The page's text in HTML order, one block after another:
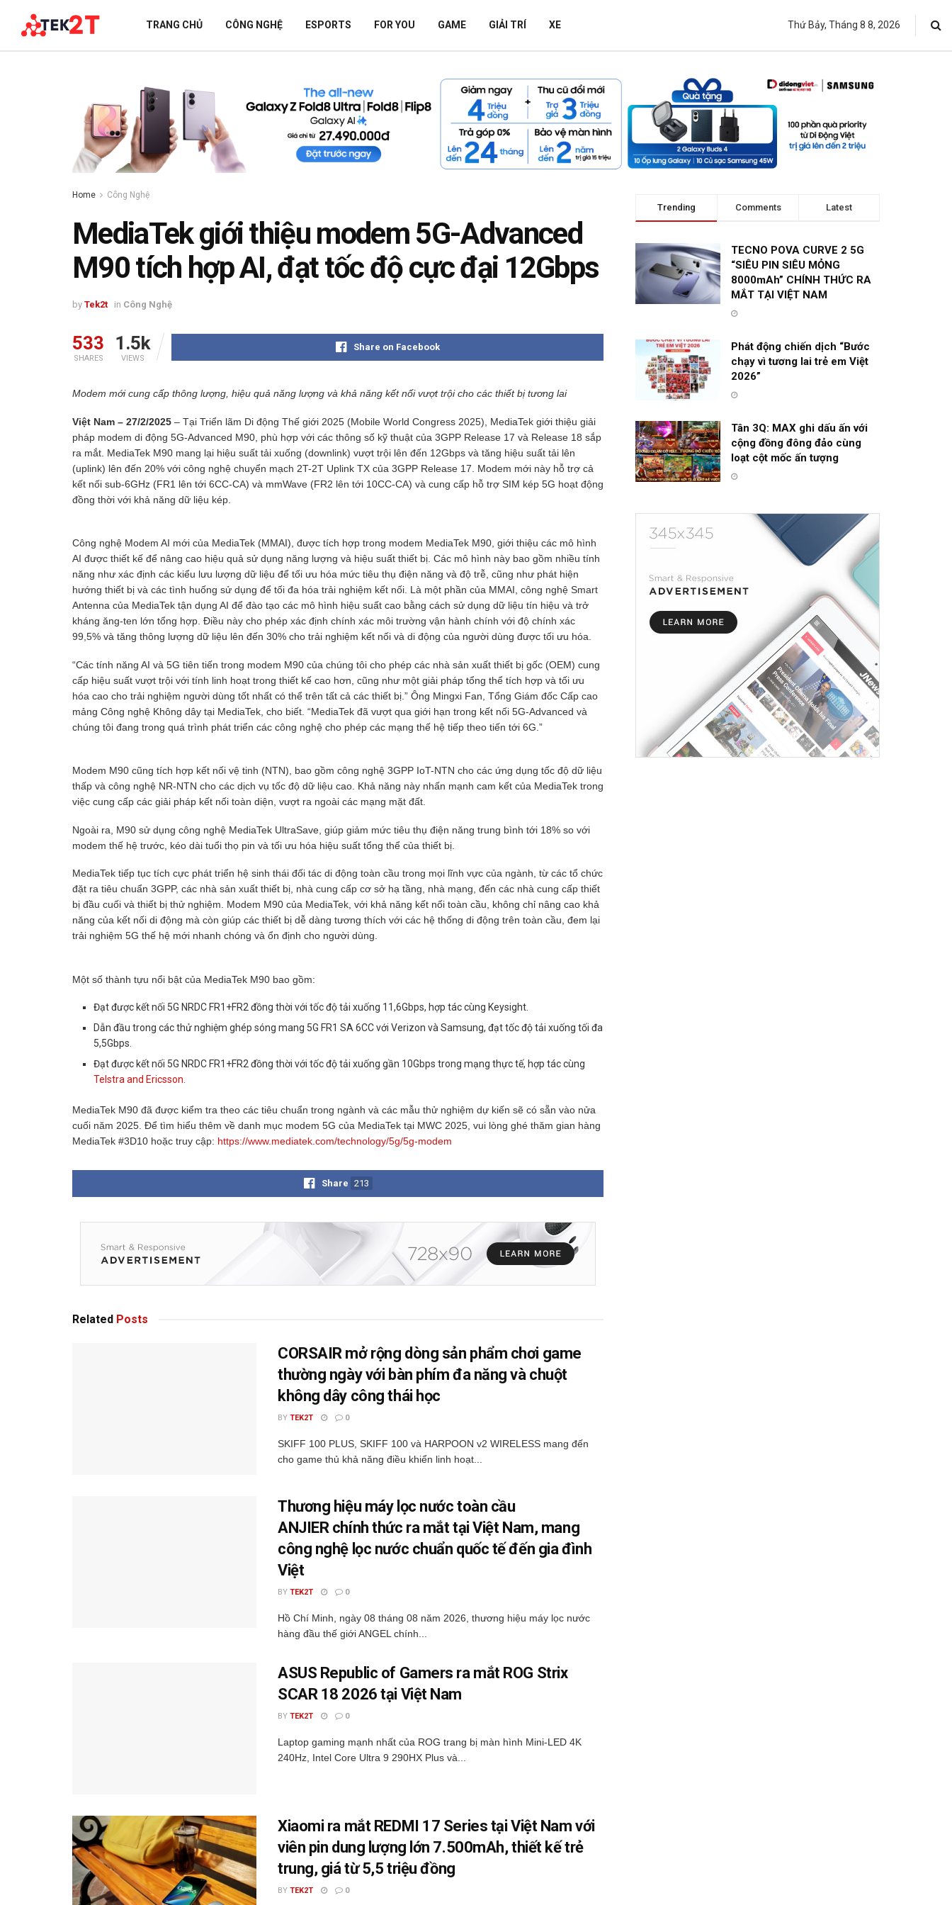
TRANG CHỦ CÔNG NGHỆ ESPORTS FOR YOU GAME GIẢI TRÍ XE Thứ Bảy, Tháng 8 8, 2026
Home Công Nghệ
MediaTek giới thiệu modem 5G-Advanced
M90 tích hợp AI, đạt tốc độ cực đại 12Gbps
by Tek2t in Công Nghệ
533
SHARES
1.5k
VIEWS
Share on Facebook
Modem mới cung cấp thông lượng, hiệu quả năng lượng và khả năng kết nối vượt trội cho các thiết bị tương lai
Việt Nam – 27/2/2025 – Tại Triển lãm Di động Thế giới 2025 (Mobile World Congress 2025), MediaTek giới thiệu giải
pháp modem di động 5G-Advanced M90, phù hợp với các thông số kỹ thuật của 3GPP Release 17 và Release 18 sắp
ra mắt. MediaTek M90 mang lại hiệu suất tải xuống (downlink) vượt trội lên đến 12Gbps và tăng hiệu suất tải lên
(uplink) lên đến 20% với công nghệ chuyển mạch 2T-2T Uplink TX của 3GPP Release 17. Modem mới này hỗ trợ cả
kết nối sub-6GHz (FR1 lên tới 6CC-CA) và mmWave (FR2 lên tới 10CC-CA) và cung cấp hỗ trợ SIM kép 5G hoạt động
đồng thời với khả năng dữ liệu kép.
Công nghệ Modem AI mới của MediaTek (MMAI), được tích hợp trong modem MediaTek M90, giới thiệu các mô hình
AI được thiết kế để nâng cao hiệu quả sử dụng năng lượng và hiệu suất thiết bị. Các mô hình này bao gồm nhiều tính
năng như xác định các kiểu lưu lượng dữ liệu để tối ưu hóa mức tiêu thụ điện năng và độ trễ, cũng như phát hiện
hướng thiết bị và các tình huống sử dụng để tối đa hóa trải nghiệm kết nối. Là một phần của MMAI, công nghệ Smart
Antenna của MediaTek tận dụng AI để đào tạo các mô hình hiệu suất cao bằng cách sử dụng dữ liệu tín hiệu và trở
kháng ăng-ten lớn tổng hợp. Điều này cho phép xác định chính xác môi trường vận hành chính với độ chính xác
99,5% và tăng thông lượng dữ liệu lên đến 30% cho trải nghiệm kết nối và di động của người dùng được tối ưu hóa.
“Các tính năng AI và 5G tiên tiến trong modem M90 của chúng tôi cho phép các nhà sản xuất thiết bị gốc (OEM) cung
cấp hiệu suất vượt trội với tính linh hoạt trong thiết kế cao hơn, cũng như một giải pháp tổng thể tích hợp và tối ưu
hóa cao cho trải nghiệm người dùng tốt nhất có thể trên tất cả các thiết bị.” Ông Mingxi Fan, Tổng Giám đốc Cấp cao
mảng Công nghệ Không dây tại MediaTek, cho biết. “MediaTek đã vượt qua giới hạn trong kết nối 5G-Advanced và
chúng tôi đang trong quá trình phát triển các công nghệ cho phép các mạng thế hệ tiếp theo tiến tới 6G.”
Modem M90 cũng tích hợp kết nối vệ tinh (NTN), bao gồm công nghệ 3GPP IoT-NTN cho các ứng dụng tốc độ dữ liệu
thấp và công nghệ NR-NTN cho các dịch vụ tốc độ dữ liệu cao. Khả năng này nhấn mạnh cam kết của MediaTek trong
việc cung cấp các giải pháp kết nối toàn diện, vượt ra ngoài các mạng mặt đất.
Ngoài ra, M90 sử dụng công nghệ MediaTek UltraSave, giúp giảm mức tiêu thụ điện năng trung bình tới 18% so với
modem thế hệ trước, kéo dài tuổi thọ pin và tối ưu hóa hiệu suất tổng thể của thiết bị.
MediaTek tiếp tục tích cực phát triển hệ sinh thái đối tác di động toàn cầu trong mọi lĩnh vực của ngành, từ các tổ chức
đặt ra tiêu chuẩn 3GPP, các nhà sản xuất thiết bị, nhà cung cấp cơ sở hạ tầng, nhà mạng, đến các nhà cung cấp thiết
bị đầu cuối và thiết bị thử nghiệm. Modem M90 của MediaTek, với khả năng kết nối toàn cầu, không chỉ nâng cao khả
năng của kết nối di động mà còn giúp các thiết bị dễ dàng tương thích với các hệ thống di động trên toàn cầu, đem lại
trải nghiệm 5G thế hệ mới nhanh chóng và ổn định cho người dùng.
Một số thành tựu nổi bật của MediaTek M90 bao gồm:
Đạt được kết nối 5G NRDC FR1+FR2 đồng thời với tốc độ tải xuống 11,6Gbps, hợp tác cùng Keysight.
Dẫn đầu trong các thử nghiệm ghép sóng mang 5G FR1 SA 6CC với Verizon và Samsung, đạt tốc độ tải xuống tối đa
5,5Gbps.
Đạt được kết nối 5G NRDC FR1+FR2 đồng thời với tốc độ tải xuống gần 10Gbps trong mạng thực tế, hợp tác cùng
Telstra and Ericsson
MediaTek M90 đã được kiểm tra theo các tiêu chuẩn trong ngành và các mẫu thử nghiệm dự kiến sẽ có sẵn vào nửa
cuối năm 2025. Để tìm hiểu thêm về danh mục modem 5G của MediaTek tại MWC 2025, vui lòng ghé thăm gian hàng
MediaTek #3D10 hoặc truy cập: https://www.mediatek.com/technology/5g/5g-modem
Share 213
Related Posts
CORSAIR mở rộng dòng sản phẩm chơi game
thường ngày với bàn phím đa năng và chuột
không dây công thái học
BY TEK2T 0
SKIFF 100 PLUS, SKIFF 100 và HARPOON v2 WIRELESS mang đến
cho game thủ khả năng điều khiển linh hoạt...
Thương hiệu máy lọc nước toàn cầu
ANJIER chính thức ra mắt tại Việt Nam, mang
công nghệ lọc nước chuẩn quốc tế đến gia đình
Việt
BY TEK2T 0
Hồ Chí Minh, ngày 08 tháng 08 năm 2026, thương hiệu máy lọc nước
hàng đầu thế giới ANGEL chính...
ASUS Republic of Gamers ra mắt ROG Strix
SCAR 18 2026 tại Việt Nam
BY TEK2T 0
Laptop gaming mạnh nhất của ROG trang bị màn hình Mini-LED 4K
240Hz, Intel Core Ultra 9 290HX Plus và...
Xiaomi ra mắt REDMI 17 Series tại Việt Nam với
viên pin dung lượng lớn 7.500mAh, thiết kế trẻ
trung, giá từ 5,5 triệu đồng
BY TEK2T 0
Trending Comments Latest
TECNO POVA CURVE 2 5G
“SIÊU PIN SIÊU MỎNG
8000mAh” CHÍNH THỨC RA
MẮT TẠI VIỆT NAM
Phát động chiến dịch “Bước
chạy vì tương lai trẻ em Việt
2026”
Tân 3Q: MAX ghi dấu ấn với
cộng đồng đông đảo cùng
loạt cột mốc ấn tượng